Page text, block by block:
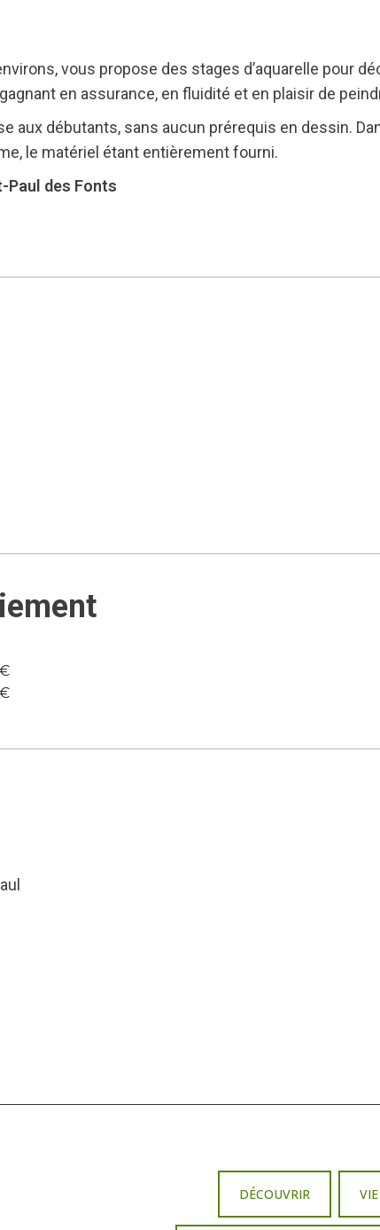
vous propose des stages d’aquarelle pour
en assurance, en fluidité et en plaisir de
aux débutants, sans aucun prérequis en dessin.
le matériel étant entièrement fourni.
Paul des Fonts
DÉCOUVRIR